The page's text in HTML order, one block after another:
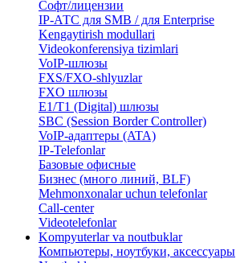
Софт/лицензии
IP-АТС для SMB / для Enterprise
Kengaytirish modullari
Videokonferensiya tizimlari
VoIP-шлюзы
FXS/FXO-shlyuzlar
FXO шлюзы
E1/T1 (Digital) шлюзы
SBC (Session Border Controller)
VoIP-адаптеры (ATA)
IP-Telefonlar
Базовые офисные
Бизнес (много линий, BLF)
​Mehmonxonalar uchun telefonlar
Call-center
​Videotelefonlar
Kompyuterlar va noutbuklar
Компьютеры, ноутбуки, аксессуары